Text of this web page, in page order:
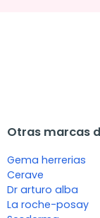
Otras marcas
Gema herrerias
Cerave
Dr arturo alba
La roche-posay